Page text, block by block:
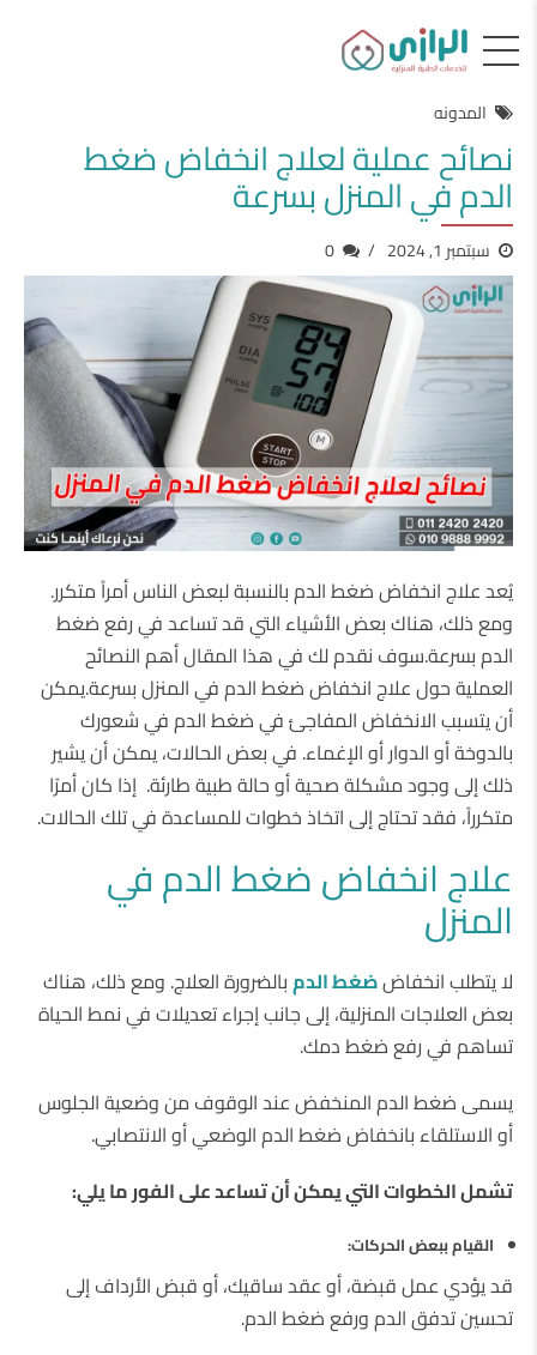
المدونه
نصائح عملية لعلاج انخفاض ضغط
الدم في المنزل بسرعة
سبتمبر 1, 2024 0
يُعد علاج انخفاض ضغط الدم بالنسبة لبعض الناس أمراً متكرر.
ومع ذلك، هناك بعض الأشياء التي قد تساعد في رفع ضغط
الدم بسرعة.سوف نقدم لك في هذا المقال أهم النصائح
العملية حول علاج انخفاض ضغط الدم في المنزل بسرعة.يمكن
أن يتسبب الانخفاض المفاجئ في ضغط الدم في شعورك
بالدوخة أو الدوار أو الإغماء. في بعض الحالات، يمكن أن يشير
ذلك إلى وجود مشكلة صحية أو حالة طبية طارئة. إذا كان أمرًا
متكرراً، فقد تحتاج إلى اتخاذ خطوات للمساعدة في تلك الحالات.
علاج انخفاض ضغط الدم في
المنزل
لا يتطلب انخفاضضغط الدمبالضرورة العلاج. ومع ذلك، هناك
بعض العلاجات المنزلية، إلى جانب إجراء تعديلات في نمط الحياة
تساهم في رفع ضغط دمك.
يسمى ضغط الدم المنخفض ​​عند الوقوف من وضعية الجلوس
أو الاستلقاء بانخفاض ضغط الدم الوضعي أو الانتصابي.
تشمل الخطوات التي يمكن أن تساعد على الفور ما يلي:
القيام ببعض الحركات:
قد يؤدي عمل قبضة، أو عقد ساقيك، أو قبض الأرداف إلى
تحسين تدفق الدم ورفع ضغط الدم.